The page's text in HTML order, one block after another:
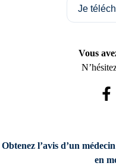
Je
Vous
Obtenez l’avis d’un
en